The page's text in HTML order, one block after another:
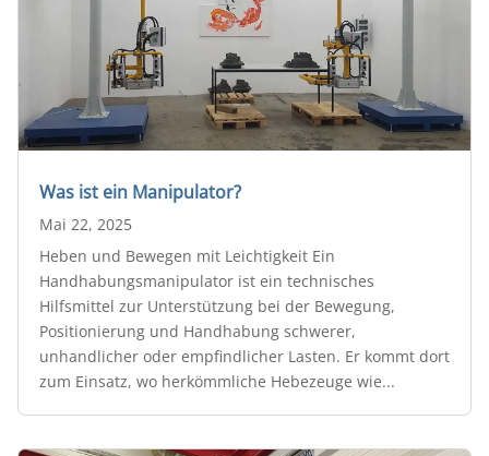
Was ist ein Manipulator?
Mai 22, 2025
Heben und Bewegen mit Leichtigkeit Ein
Handhabungsmanipulator ist ein technisches
Hilfsmittel zur Unterstützung bei der Bewegung,
Positionierung und Handhabung schwerer,
unhandlicher oder empfindlicher Lasten. Er kommt dort
zum Einsatz, wo herkömmliche Hebezeuge wie...